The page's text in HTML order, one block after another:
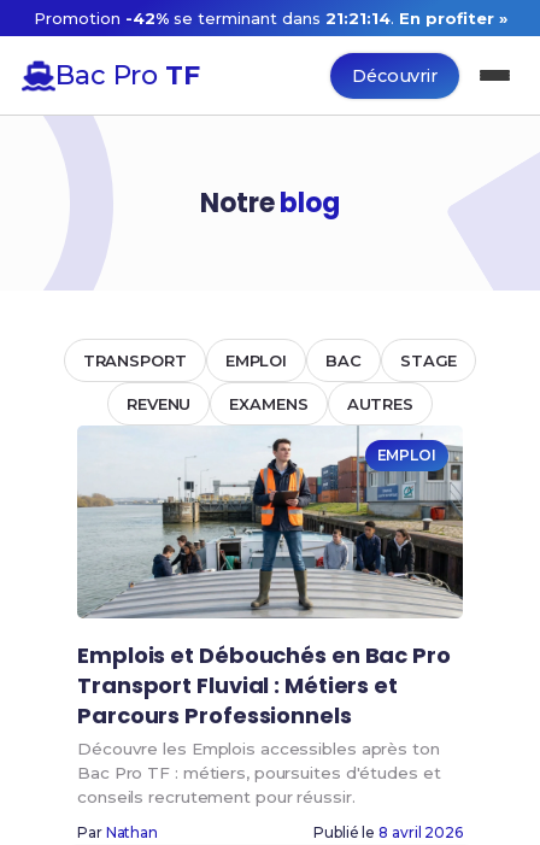
Promotion -42% se terminant dans 21:21:13. En profiter »
Bac Pro TF Découvrir
Notreblog
TRANSPORT EMPLOI BAC STAGE
REVENU EXAMENS AUTRES
Emplois et Débouchés en Bac Pro
Transport Fluvial : Métiers et
Parcours Professionnels
Découvre les Emplois accessibles après ton
Bac Pro TF : métiers, poursuites d'études et
conseils recrutement pour réussir.
Par Nathan Publié le8 avril 2026
EMPLOI